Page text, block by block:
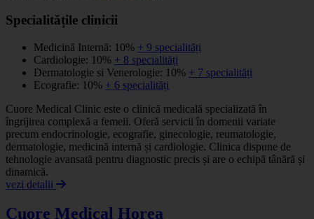
Specialitățile clinicii
Medicină Internă: 10% + 9 specialități
Cardiologie: 10% + 8 specialități
Dermatologie si Venerologie: 10% + 7 specialități
Ecografie: 10% + 6 specialități
Cuore Medical Clinic este o clinică medicală specializată în
îngrijirea complexă a femeii. Oferă servicii în domenii variate
precum endocrinologie, ecografie, ginecologie, reumatologie,
dermatologie, medicină internă și cardiologie. Clinica dispune de
tehnologie avansată pentru diagnostic precis și are o echipă tânără și
dinamică.
vezi detalii
Cuore Medical Horea